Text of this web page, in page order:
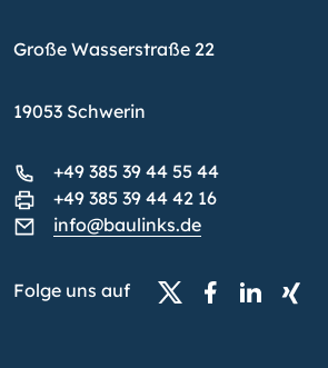
Große Wasserstraße 22
19053 Schwerin
+49 385 39 44 55 44
+49 385 39 44 42 16
info@baulinks.de
Folge uns auf